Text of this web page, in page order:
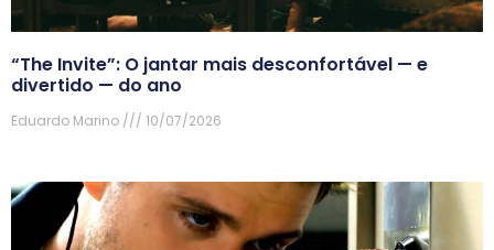
“The Invite”: O jantar mais desconfortável — e
divertido — do ano
Eduardo Marino 10/07/2026